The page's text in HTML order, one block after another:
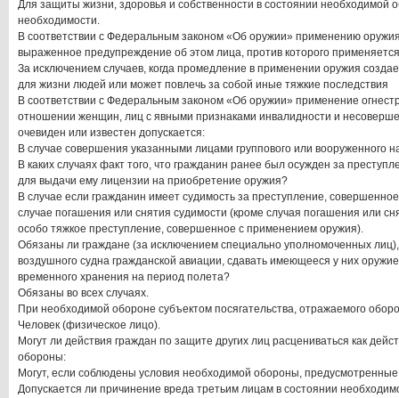
Для защиты жизни, здоровья и собственности в состоянии необходимой
необходимости.
В соответствии с Федеральным законом «Об оружии» применению
выраженное предупреждение об этом лица, против которого
За исключением случаев, когда промедление в применении оружия
для жизни людей или может повлечь за собой иные тяжкие последствия
В соответствии с Федеральным законом «Об оружии» применение
отношении женщин, лиц с явными признаками инвалидности и
очевиден или известен допускается:
В случае совершения указанными лицами группового или вооруженного
В каких случаях факт того, что гражданин ранее был осужден за
для выдачи ему лицензии на приобретение оружия?
В случае если гражданин имеет судимость за преступление,
случае погашения или снятия судимости (кроме случая погашения или
особо тяжкое преступление, совершенное с применением оружия).
Обязаны ли граждане (за исключением специально уполномоченных
воздушного судна гражданской авиации, сдавать имеющееся у них
временного хранения на период полета?
Обязаны во всех случаях.
При необходимой обороне субъектом посягательства, отражаемого
Человек (физическое лицо).
Могут ли действия граждан по защите других лиц расцениваться как
обороны:
Могут, если соблюдены условия необходимой обороны,
Допускается ли причинение вреда третьим лицам в состоянии